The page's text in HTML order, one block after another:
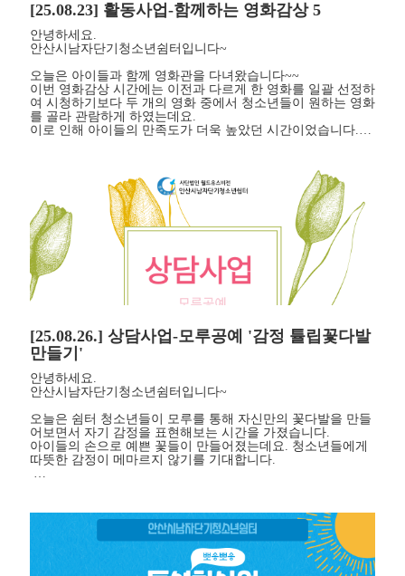
[25.08.23] 활동사업-함께하는 영화감상 5
안녕하세요.
안산시남자단기청소년쉼터입니다~
오늘은 아이들과 함께 영화관을 다녀왔습니다~~
이번 영화감상 시간에는 이전과 다르게 한 영화를 일괄 선정하
여 시청하기보다 두 개의 영화 중에서 청소년들이 원하는 영화
를 골라 관람하게 하였는데요.
이로 인해 아이들의 만족도가 더욱 높았던 시간이었습니다.…
[25.08.26.] 상담사업-모루공예 '감정 튤립꽃다발
만들기'
안녕하세요.
안산시남자단기청소년쉼터입니다~
오늘은 쉼터 청소년들이 모루를 통해 자신만의 꽃다발을 만들
어보면서 자기 감정을 표현해보는 시간을 가졌습니다.
아이들의 손으로 예쁜 꽃들이 만들어졌는데요. 청소년들에게
따뜻한 감정이 메마르지 않기를 기대합니다.
…